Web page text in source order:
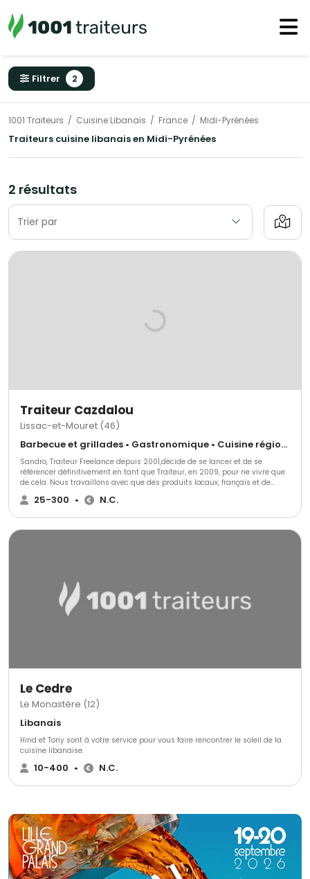
Filtrer 2
1001 Traiteurs Cuisine Libanais France Midi-Pyrénées
Traiteurs cuisine libanais en Midi-Pyrénées
2 résultats
Trier par
Traiteur Cazdalou
Lissac-et-Mouret (46)
Barbecue et grillades • Gastronomique • Cuisine régionale
Sandro, Traiteur Freelance depuis 2001,décide de se lancer et de se
référencer définitivement en tant que Traiteur, en 2009, pour ne vivre que
de cela. Nous travaillons avec que des produits locaux, français et de
saison tout au long de l'année. Nos produits proviennent des alentours,
nous ne proposons que des produits locaux.
25-300 • N.C.
Le Cedre
Le Monastère (12)
Libanais
Hind et Tony sont à votre service pour vous faire rencontrer le soleil de la
cuisine libanaise.
10-400 • N.C.